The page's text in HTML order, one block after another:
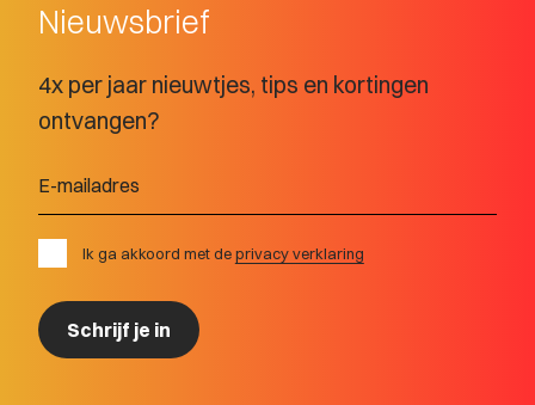
Nieuwsbrief
4x per jaar nieuwtjes, tips en kortingen
ontvangen?
Ik ga akkoord met deprivacy verklaring